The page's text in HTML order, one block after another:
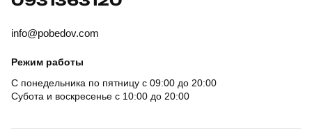
info@pobedov.com
Режим работы
С понедельника по пятницу с 09:00 до 20:00
Субота и воскресенье с 10:00 до 20:00